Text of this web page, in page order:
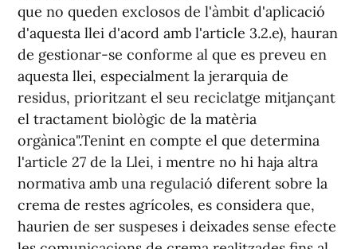
que no queden exclosos de l'àmbit d'aplicació
d'aquesta llei d'acord amb l'article 3.2.e), hauran
de gestionar-se conforme al que es preveu en
aquesta llei, especialment la jerarquia de
residus, prioritzant el seu reciclatge mitjançant
el tractament biològic de la matèria
orgànica".Tenint en compte el que determina
l'article 27 de la Llei, i mentre no hi haja altra
normativa amb una regulació diferent sobre la
crema de restes agrícoles, es considera que,
haurien de ser suspeses i deixades sense efecte